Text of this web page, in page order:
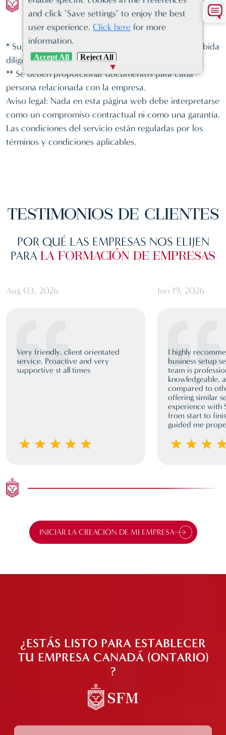
OFFSHORE, IDEAL PARA...
* Sujeto a las restricciones del procedimiento de debida
diligencia.
** Se deben proporcionar documentos para cada
persona relacionada con la empresa.
Aviso legal: Nada en esta página web debe interpretarse
como un compromiso contractual ni como una garantía.
Las condiciones del servicio están reguladas por los
términos y condiciones aplicables.
TESTIMONIOS DE CLIENTES
POR QUÉ LAS EMPRESAS NOS ELIJEN
PARA LA FORMACIÓN DE EMPRESAS
Aug 03, 2026
Very friendly, client orientated
service. Proactive and very
supportive st all times
Jun 19, 2026
I highly
business setup
team is
knowledgeable,
compared to
offering similar
experience with
from start to
guided me
INICIAR LA CREACIÓN DE MI EMPRESA
¿ESTÁS LISTO PARA ESTABLECER
TU EMPRESA CANADÁ (ONTARIO)
?
and click "Save settings" to enjoy the best
user experience. Click herefor more
information.
Accept All Reject All